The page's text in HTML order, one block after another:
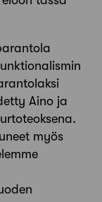
Aino ja
myös